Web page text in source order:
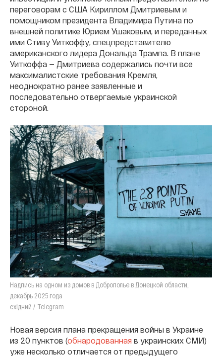
переговорам с США Кириллом Дмитриевым и
помощником президента Владимира Путина по
внешней политике Юрием Ушаковым, и переданных
ими Стиву Уиткоффу, спецпредставителю
американского лидера Дональда Трампа. В плане
Уиткоффа — Дмитриева содержались почти все
максималистские требования Кремля,
неоднократно ранее заявленные и
последовательно отвергаемые украинской
стороной.
Надпись на одном из домов в Доброполье в Донецкой области,
декабрь 2025 года
східний / Telegram
Новая версия плана прекращения войны в Украине
из 20 пунктов (обнародованная в украинских СМИ)
уже несколько отличается от предыдущего